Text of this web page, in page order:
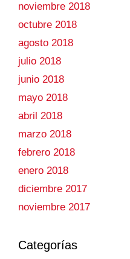
noviembre 2018
octubre 2018
agosto 2018
julio 2018
junio 2018
mayo 2018
abril 2018
marzo 2018
febrero 2018
enero 2018
diciembre 2017
noviembre 2017
Categorías